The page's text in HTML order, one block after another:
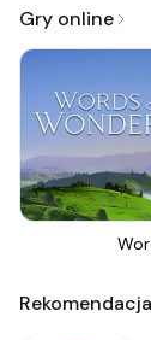
Gry online